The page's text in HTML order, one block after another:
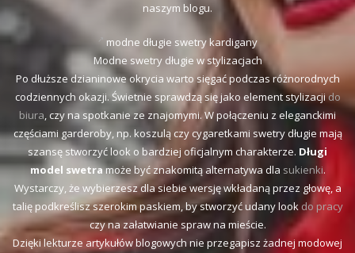
naszym blogu.
modne długie swetry kardigany
Modne swetry długie w stylizacjach
Po dłuższe dzianinowe okrycia warto sięgać podczas różnorodnych
codziennych okazji. Świetnie sprawdzą się jako element stylizacjido
biura, czy na spotkanie ze znajomymi. W połączeniu z eleganckimi
częściami garderoby, np. koszulą czy cygaretkami swetry długie mają
szansę stworzyć look o bardziej oficjalnym charakterze. Długi
model swetramoże być znakomitą alternatywa dla sukienki.
Wystarczy, że wybierzesz dla siebie wersję wkładaną przez głowę, a
talię podkreślisz szerokim paskiem, by stworzyć udany lookdo pracy
czy na załatwianie spraw na mieście.
Dzięki lekturze artykułów blogowych nie przegapisz żadnej modowej